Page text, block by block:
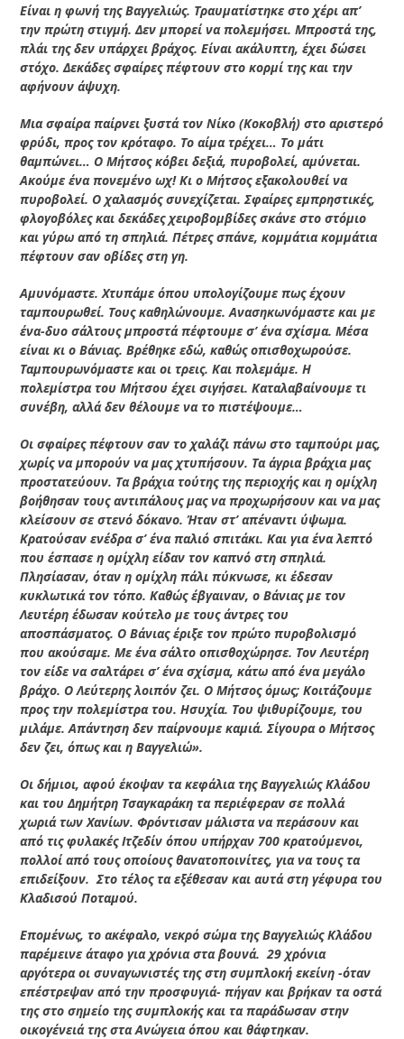
Είναι η φωνή της Βαγγελιώς. Τραυματίστηκε στο χέρι απ’
την πρώτη στιγμή. Δεν μπορεί να πολεμήσει. Μπροστά της,
πλάι της δεν υπάρχει βράχος. Είναι ακάλυπτη, έχει δώσει
στόχο. Δεκάδες σφαίρες πέφτουν στο κορμί της και την
αφήνουν άψυχη.
Μια σφαίρα παίρνει ξυστά τον Νίκο (Κοκοβλή) στο αριστερό
φρύδι, προς τον κρόταφο. Το αίμα τρέχει… Το μάτι
θαμπώνει… Ο Μήτσος κόβει δεξιά, πυροβολεί, αμύνεται.
Ακούμε ένα πονεμένο ωχ! Κι ο Μήτσος εξακολουθεί να
πυροβολεί. Ο χαλασμός συνεχίζεται. Σφαίρες εμπρηστικές,
φλογοβόλες και δεκάδες χειροβομβίδες σκάνε στο στόμιο
και γύρω από τη σπηλιά. Πέτρες σπάνε, κομμάτια κομμάτια
πέφτουν σαν οβίδες στη γη.
Αμυνόμαστε. Χτυπάμε όπου υπολογίζουμε πως έχουν
ταμπουρωθεί. Τους καθηλώνουμε. Ανασηκωνόμαστε και με
ένα-δυο σάλτους μπροστά πέφτουμε σ’ ένα σχίσμα. Μέσα
είναι κι ο Βάνιας. Βρέθηκε εδώ, καθώς οπισθοχωρούσε.
Ταμπουρωνόμαστε και οι τρεις. Και πολεμάμε. Η
πολεμίστρα του Μήτσου έχει σιγήσει. Καταλαβαίνουμε τι
συνέβη, αλλά δεν θέλουμε να το πιστέψουμε…
Οι σφαίρες πέφτουν σαν το χαλάζι πάνω στο ταμπούρι μας,
χωρίς να μπορούν να μας χτυπήσουν. Τα άγρια βράχια μας
προστατεύουν. Τα βράχια τούτης της περιοχής και η ομίχλη
βοήθησαν τους αντιπάλους μας να προχωρήσουν και να μας
κλείσουν σε στενό δόκανο. Ήταν στ’ απέναντι ύψωμα.
Κρατούσαν ενέδρα σ’ ένα παλιό σπιτάκι. Και για ένα λεπτό
που έσπασε η ομίχλη είδαν τον καπνό στη σπηλιά.
Πλησίασαν, όταν η ομίχλη πάλι πύκνωσε, κι έδεσαν
κυκλωτικά τον τόπο. Καθώς έβγαιναν, ο Βάνιας με τον
Λευτέρη έδωσαν κούτελο με τους άντρες του
αποσπάσματος. Ο Βάνιας έριξε τον πρώτο πυροβολισμό
που ακούσαμε. Με ένα σάλτο οπισθοχώρησε. Τον Λευτέρη
τον είδε να σαλτάρει σ’ ένα σχίσμα, κάτω από ένα μεγάλο
βράχο. Ο Λεύτερης λοιπόν ζει. Ο Μήτσος όμως; Κοιτάζουμε
προς την πολεμίστρα του. Ησυχία. Του ψιθυρίζουμε, του
μιλάμε. Απάντηση δεν παίρνουμε καμιά. Σίγουρα ο Μήτσος
δεν ζει, όπως και η Βαγγελιώ».
Οι δήμιοι, αφού έκοψαν τα κεφάλια της Βαγγελιώς Κλάδου
και του Δημήτρη Τσαγκαράκη τα περιέφεραν σε πολλά
χωριά των Χανίων. Φρόντισαν μάλιστα να περάσουν και
από τις φυλακές Ιτζεδίν όπου υπήρχαν 700 κρατούμενοι,
πολλοί από τους οποίους θανατοποινίτες, για να τους τα
επιδείξουν. Στο τέλος τα εξέθεσαν και αυτά στη γέφυρα του
Κλαδισού Ποταμού.
Επομένως, το ακέφαλο, νεκρό σώμα της Βαγγελιώς Κλάδου
παρέμεινε άταφο για χρόνια στα βουνά. 29 χρόνια
αργότερα οι συναγωνιστές της στη συμπλοκή εκείνη -όταν
επέστρεψαν από την προσφυγιά- πήγαν και βρήκαν τα οστά
της στο σημείο της συμπλοκής και τα παράδωσαν στην
οικογένειά της στα Ανώγεια όπου και θάφτηκαν.